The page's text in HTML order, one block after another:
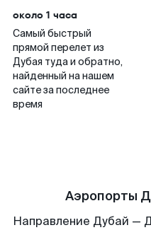
около 1 часа
Самый быстрый
прямой перелет из
Дубая туда и обратно,
найденный на нашем
сайте за последнее
время
Аэропорты
Направление Дубай —